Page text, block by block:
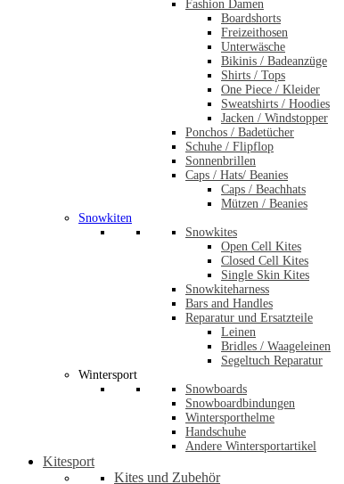
Fashion Damen
Boardshorts
Freizeithosen
Unterwäsche
Bikinis / Badeanzüge
Shirts / Tops
One Piece / Kleider
Sweatshirts / Hoodies
Jacken / Windstopper
Ponchos / Badetücher
Schuhe / Flipflop
Sonnenbrillen
Caps / Hats/ Beanies
Caps / Beachhats
Mützen / Beanies
Snowkiten
Snowkites
Open Cell Kites
Closed Cell Kites
Single Skin Kites
Snowkiteharness
Bars and Handles
Reparatur und Ersatzteile
Leinen
Bridles / Waageleinen
Segeltuch Reparatur
Wintersport
Snowboards
Snowboardbindungen
Wintersporthelme
Handschuhe
Andere Wintersportartikel
Kitesport
Kites und Zubehör